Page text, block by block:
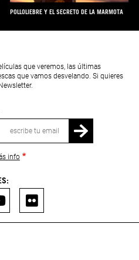
EL SECRETO DEL HERRERILLO
que veremos, las últimas
que vamos desvelando. Si quieres
info